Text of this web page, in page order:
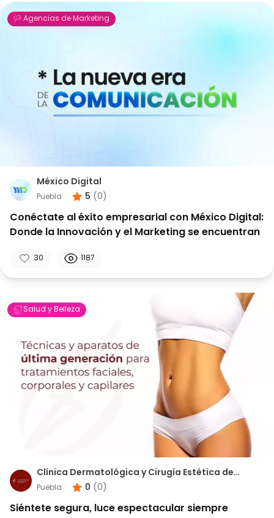
Agencias de Marketing
México Digital
Puebla 5 ( 0 )
Conéctate al éxito empresarial con México Digital:
Donde la Innovación y el Marketing se encuentran
30 1187
Salud y Belleza
Clínica Dermatológica y Cirugía Estética de
Puebla
Puebla 0 ( 0 )
Siéntete segura, luce espectacular siempre